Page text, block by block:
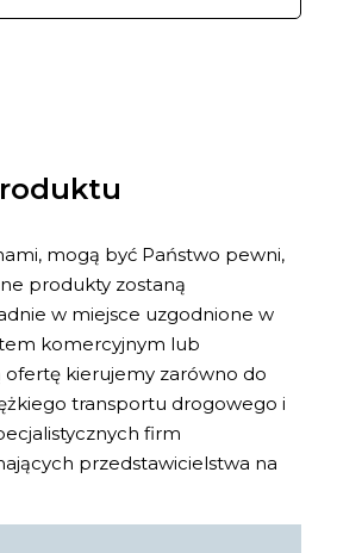
mogą być Państwo pewni,
produkty zostaną
w miejsce uzgodnione w
komercyjnym lub
ofertę kierujemy zarówno do
transportu drogowego i
firm
przedstawicielstwa na